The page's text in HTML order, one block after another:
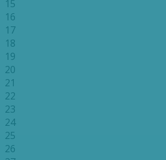
15
16
17
18
19
20
21
22
23
24
25
26